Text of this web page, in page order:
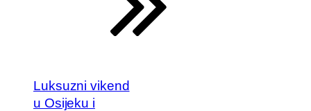
Luksuzni vikend
u Osijeku i